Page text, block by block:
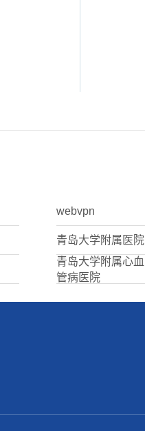
webvpn
青岛大学附属医院
青岛大学附属心血
管病医院